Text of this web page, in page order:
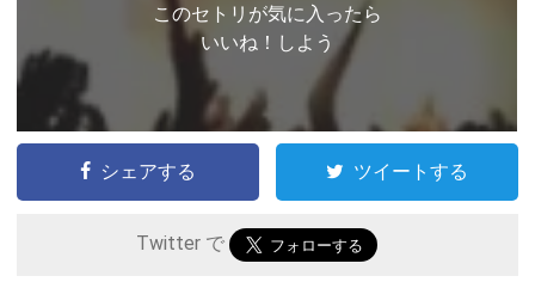
このセトリが気に入ったら
いいね！しよう
シェアする ツイートする
Twitter で